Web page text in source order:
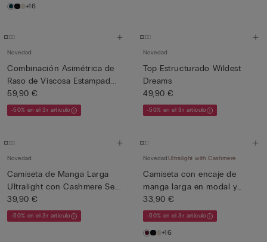
+16
Novedad
Combinación Asimétrica de
Raso de Viscosa Estampad...
59,90 €
-50% en el 3r artículo
Novedad
Top Estructurado Wildest
Dreams
49,90 €
-50% en el 3r artículo
Novedad
Camiseta de Manga Larga
Ultralight con Cashmere Se...
39,90 €
-50% en el 3r artículo
Novedad Ultralight with Cashmere
Camiseta con encaje de
manga larga en modal y
cash...
33,90 €
-50% en el 3r artículo
+16